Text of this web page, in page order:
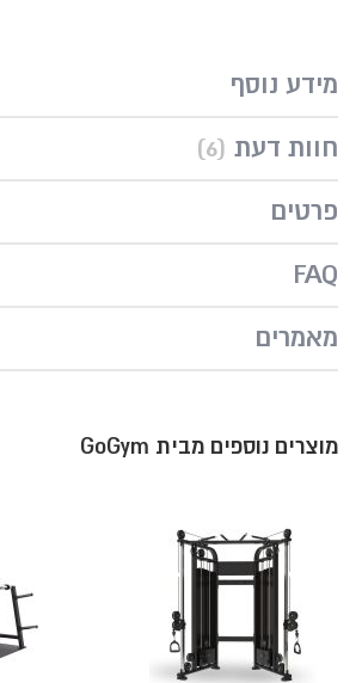
מידע נוסף
6 חוות דעת
פרטים
FAQ
מאמרים
מוצרים נוספים מבית GoGym